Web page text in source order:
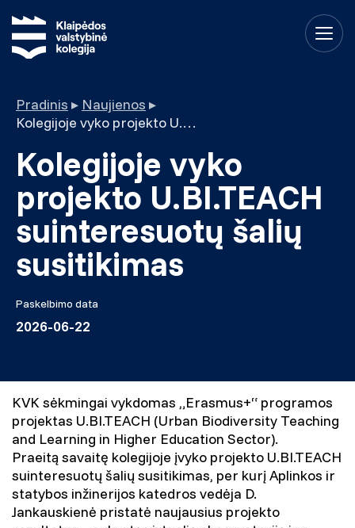
Pradinis ▸ Naujienos ▸
Kolegijoje vyko projekto U.BI.TEACH suinteresuotų šalių susitikimas
Kolegijoje vyko
projekto U.BI.TEACH
suinteresuotų šalių
susitikimas
Paskelbimo data
2026-06-22
KVK sėkmingai vykdomas „Erasmus+“ programos
projektas U.BI.TEACH (Urban Biodiversity Teaching
and Learning in Higher Education Sector).
Praeitą savaitę kolegijoje įvyko projekto U.BI.TEACH
suinteresuotų šalių susitikimas, per kurį Aplinkos ir
statybos inžinerijos katedros vedėja D.
Jankauskienė pristatė naujausius projekto